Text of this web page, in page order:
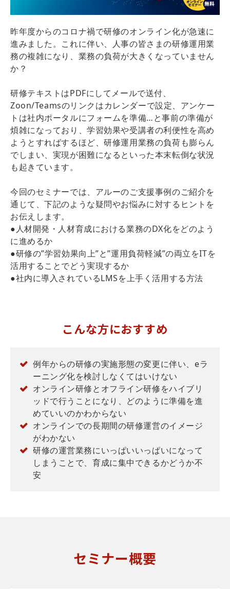
昨年度からのコロナ禍で研修のオンライン化が急速に
進みました。これに伴い、人事の皆さまの研修運用業
務の複雑になり、業務の負荷が大きくなっていません
か？
研修テキストはPDFにしてメールで送付、
Zoon/Teamsのリンクはカレンダーで設定、アンケー
トは社内ポータルにフォームを準備…と事前の準備が
煩雑になっており、学習効果や受講者の利便性を高め
ようとすればするほど、研修運用業務の負荷も膨らん
でしまい、実現が困難になるといった本末転倒な状況
も起きています。
今回のセミナーでは、アルーのご支援事例のご紹介を
通じて、下記のような疑問やお悩みに対するヒントを
お伝えします。
●人材開発・人材育成における業務のDX化をどのよう
に進めるか
●研修の”学習効果向上”と”運用負荷軽減”の両立をITを
活用することでどう実現するか
●社内に導入されているLMSを上手く活用する方法
こんな方におすすめ
例年からの研修の実施形態の変更に伴い、eラ
ーニング化を検討しなくてはいけない
オンライン研修とオフライン研修をハイブリ
ッドで行うことになり、どのように準備を進
めていいのかわからない
オンラインでの長期間の研修運営のイメージ
がわかない
研修の運営業務にいっぱいいっぱいになって
しまうことで、育成に集中できるかどうか不
安
セミナー概要